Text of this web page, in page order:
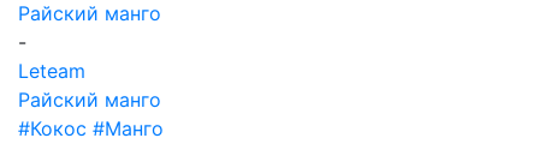
Райский манго
-
Leteam
Райский манго
#Кокос #Манго